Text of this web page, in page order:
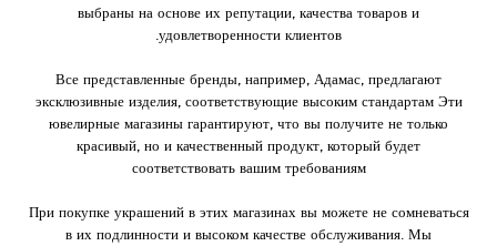
выбраны на основе их репутации, качества товаров и
удовлетворенности клиентов.
Все представленные бренды, например, Адамас, предлагают
эксклюзивные изделия, соответствующие высоким стандартам Эти
ювелирные магазины гарантируют, что вы получите не только
красивый, но и качественный продукт, который будет
соответствовать вашим требованиям
При покупке украшений в этих магазинах вы можете не сомневаться
в их подлинности и высоком качестве обслуживания. Мы